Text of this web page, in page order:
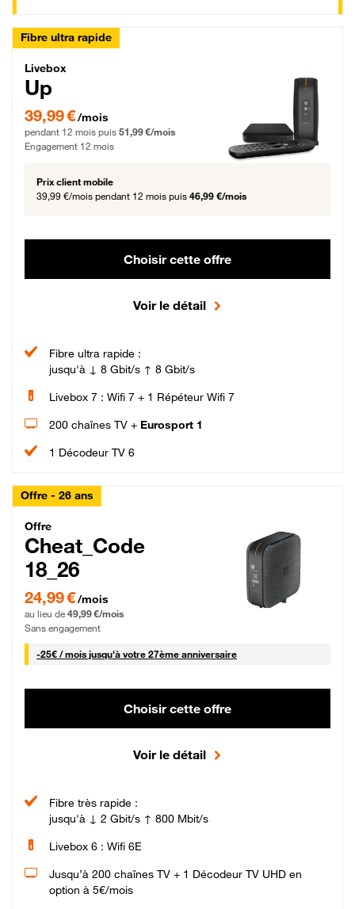
Fibre ultra rapide
Livebox Up Fibre
Livebox
Up
39,99 € par mois pendant 12 mois puis 51,99 € par mois, Engagement 12 mois
39,99 €/mois
pendant 12 mois puis 51,99 €/mois
Engagement 12 mois
Prix client mobile
39,99 €/mois pendant 12 mois puis 46,99 €/mois
Choisir cette offre
Voir le détail
Fibre ultra rapide :
jusqu'à ↓ 8 Gbit/s ↑ 8 Gbit/s
Livebox 7 : Wifi 7 + 1 Répéteur Wifi 7
200 chaînes TV + Eurosport 1
1 Décodeur TV 6
Offre - 26 ans
Cheat_Code Fibre_18_26
Offre
Cheat_Code
18_26
24,99 € par mois pendant 0 mois puis 49,99 € par mois, Sans engagement
24,99 €/mois
au lieu de 49,99 €/mois
Sans engagement
-25€ / mois25 € par mois
jusqu'à votre 27ème anniversaire
Choisir cette offre
Voir le détail
Fibre très rapide :
jusqu'à ↓ 2 Gbit/s ↑ 800 Mbit/s
Livebox 6 : Wifi 6E
Jusqu’à 200 chaînes TV + 1 Décodeur TV UHD en
option à 5€/mois